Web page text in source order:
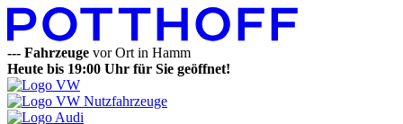
--- Fahrzeuge vor Ort in Hamm
Heute bis 19:00 Uhr für Sie geöffnet!